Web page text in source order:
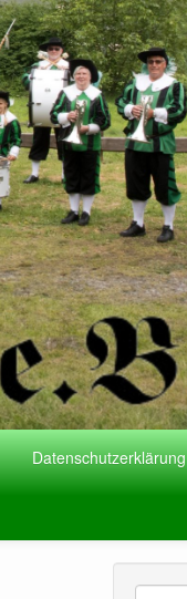
Datenschutzerklärung
Suche